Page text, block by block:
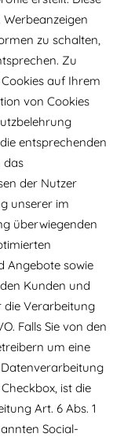
zu schalten,
Zu
auf Ihrem
von Cookies
entsprechenden
das
der Nutzer
unserer im
überwiegenden
Angebote sowie
Kunden und
die Verarbeitung
Falls Sie von den
um eine
ist die
Art. 6 Abs. 1
Social-